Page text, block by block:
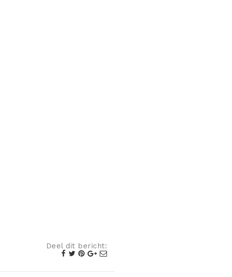
Deel dit bericht: